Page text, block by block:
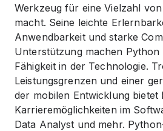
Werkzeug für eine Vielzahl
macht. Seine leichte
Anwendbarkeit und starke
Unterstützung machen
Fähigkeit in der Technologie.
Leistungsgrenzen und einer
der mobilen Entwicklung bietet
Karrieremöglichkeiten im
Data Analyst und mehr.